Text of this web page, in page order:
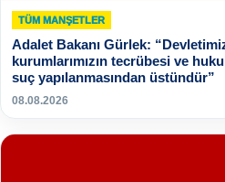
TÜM MANŞETLER
Adalet Bakanı Gürlek:
kurumlarımızın tecrübesi ve
suç yapılanmasından üstündür”
08.08.2026